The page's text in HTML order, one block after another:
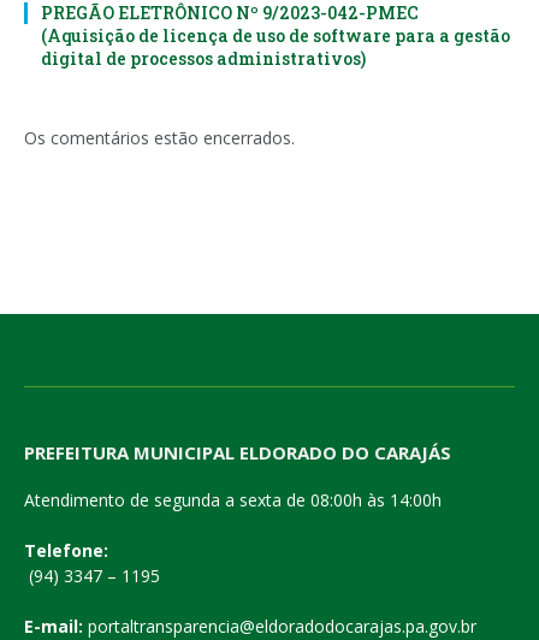
PREGÃO ELETRÔNICO Nº 9/2023-042-PMEC
(Aquisição de licença de uso de software para a gestão
digital de processos administrativos)
Os comentários estão encerrados.
PREFEITURA MUNICIPAL ELDORADO DO CARAJÁS
Atendimento de segunda a sexta de 08:00h às 14:00h
Telefone:
(94) 3347 – 1195
E-mail: portaltransparencia@eldoradodocarajas.pa.gov.br